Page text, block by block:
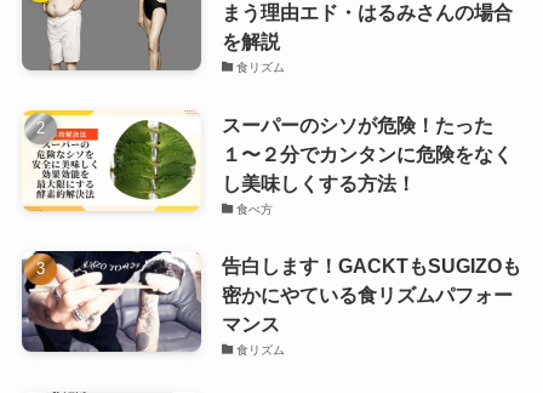
まう理由エド・はるみさんの場合
を解説
食リズム
スーパーのシソが危険！たった
１〜２分でカンタンに危険をなく
し美味しくする方法！
食べ方
告白します！GACKTもSUGIZOも
密かにやている食リズムパフォー
マンス
食リズム